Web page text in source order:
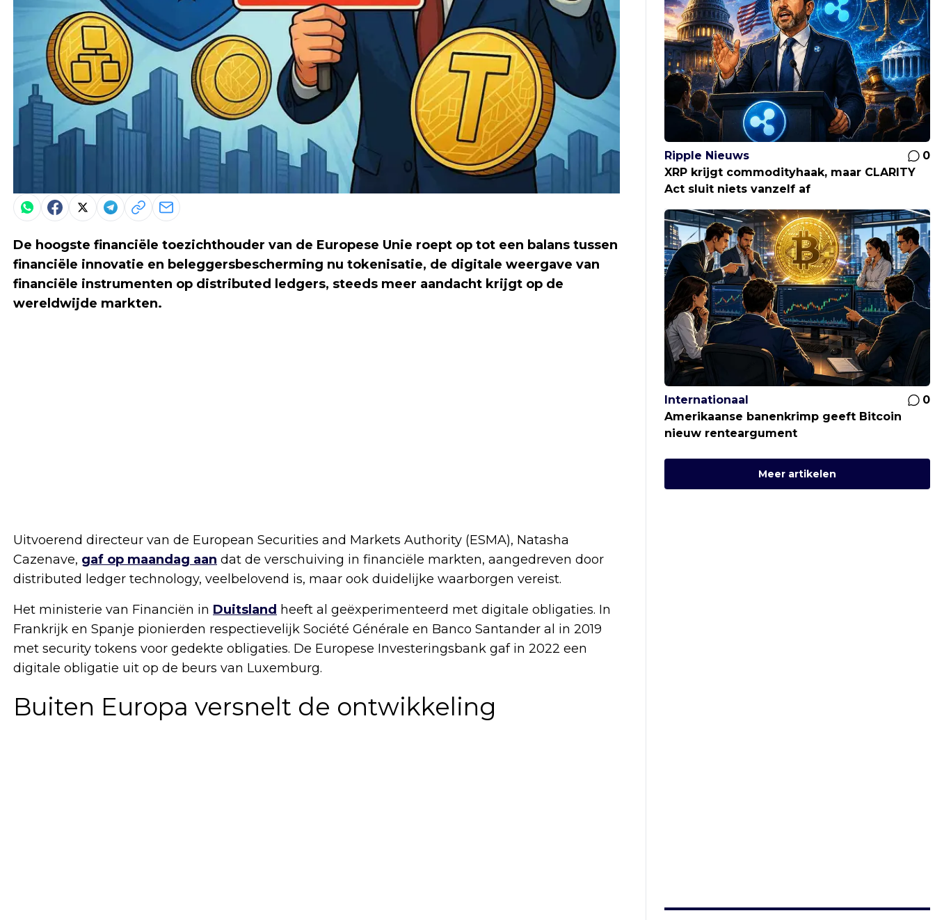
De hoogste financiële toezichthouder van de Europese Unie roept op tot een balans tussen
financiële innovatie en beleggersbescherming nu tokenisatie, de digitale weergave van
financiële instrumenten op distributed ledgers, steeds meer aandacht krijgt op de
wereldwijde markten.
Uitvoerend directeur van de European Securities and Markets Authority (ESMA), Natasha
Cazenave, gaf op maandag aan dat de verschuiving in financiële markten, aangedreven door
distributed ledger technology, veelbelovend is, maar ook duidelijke waarborgen vereist.
Het ministerie van Financiën in Duitsland heeft al geëxperimenteerd met digitale obligaties. In
Frankrijk en Spanje pionierden respectievelijk Société Générale en Banco Santander al in 2019
met security tokens voor gedekte obligaties. De Europese Investeringsbank gaf in 2022 een
digitale obligatie uit op de beurs van Luxemburg.
Buiten Europa versnelt de ontwikkeling
Ripple Nieuws
0
XRP krijgt commodityhaak, maar CLARITY
Act sluit niets vanzelf af
Internationaal
0
Amerikaanse banenkrimp geeft Bitcoin
nieuw renteargument
Meer artikelen